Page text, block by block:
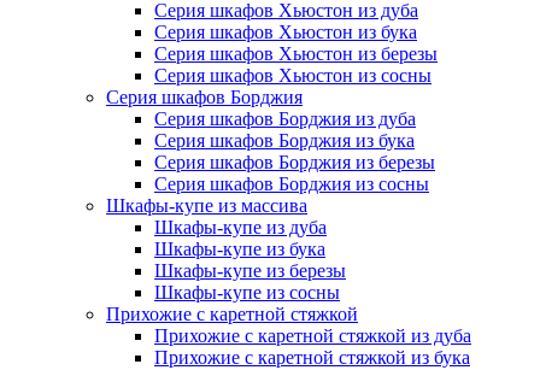
Серия шкафов Хьюстон из дуба
Серия шкафов Хьюстон из бука
Серия шкафов Хьюстон из березы
Серия шкафов Хьюстон из сосны
Серия шкафов Борджия
Серия шкафов Борджия из дуба
Серия шкафов Борджия из бука
Серия шкафов Борджия из березы
Серия шкафов Борджия из сосны
Шкафы-купе из массива
Шкафы-купе из дуба
Шкафы-купе из бука
Шкафы-купе из березы
Шкафы-купе из сосны
Прихожие с каретной стяжкой
Прихожие с каретной стяжкой из дуба
Прихожие с каретной стяжкой из бука